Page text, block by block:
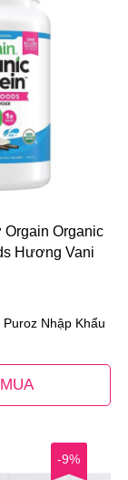
Organic
Hương Vani
Nhập Khẩu
-9%